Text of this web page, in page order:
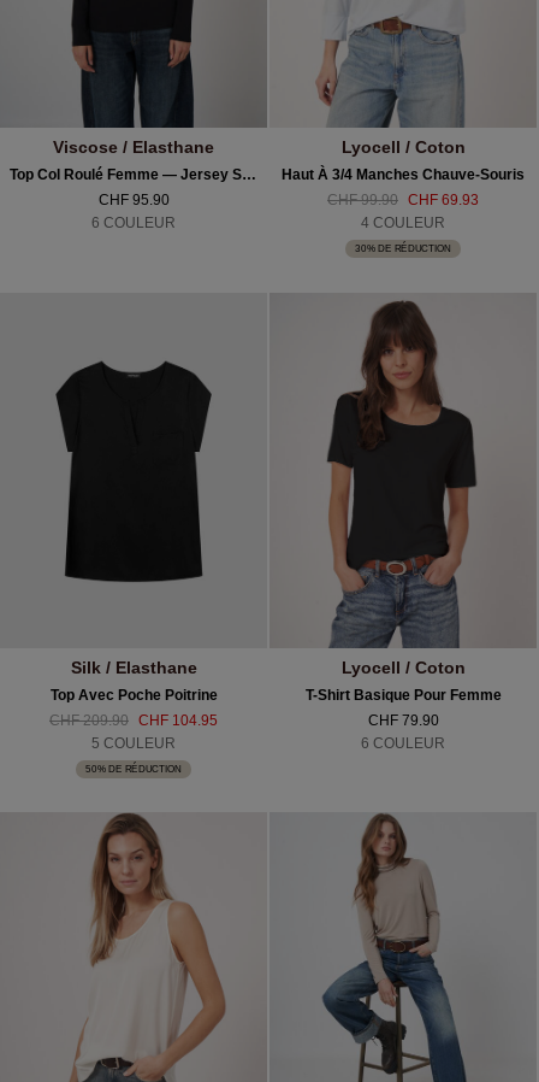
Viscose / Elasthane
Top Col Roulé Femme — Jersey Stretch & Manches Longues
CHF 95.90
6 COULEUR
Lyocell / Coton
Haut À 3/4 Manches Chauve-Souris
CHF 99.90 CHF 69.93
4 COULEUR
30% DE RÉDUCTION
Silk / Elasthane
Top Avec Poche Poitrine
CHF 209.90 CHF 104.95
5 COULEUR
50% DE RÉDUCTION
Lyocell / Coton
T-Shirt Basique Pour Femme
CHF 79.90
6 COULEUR